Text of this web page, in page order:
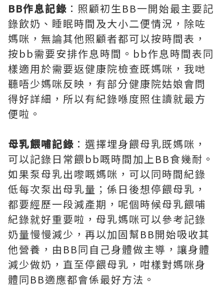
BB作息記錄 ：照顧初生BB一開始最主要記
錄飲奶、睡眠時間及大小二便情況，除咗
媽咪，無論其他照顧者都可以按時間表，
按bb需要安排作息時間。bb作息時間表同
樣適用於需要返健康院檢查既媽咪，我哋
聽唔少媽咪反映，有部分健康院姑娘會問
得好詳細，所以有紀錄喺度照住讀就最方
便啦。
母乳餵哺記錄 ：選擇埋身餵母乳既媽咪，
可以記錄日常餵bb嘅時間加上BB食幾耐。
如果泵母乳出嚟嘅媽咪，可以同時間紀錄
低每次泵出母乳量；係日後想停餵母乳，
都要經歷一段減產期，呢個時候母乳餵哺
紀錄就好重要啦，母乳媽咪可以參考記錄
奶量慢慢減少，再以加固幫BB開始吸收其
他營養，由BB同自己身體做主導，讓身體
減少做奶，直至停餵母乳，咁樣對媽咪身
體同BB適應都會係最好方法。